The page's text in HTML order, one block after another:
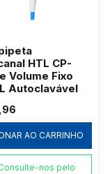
HTL CP-
Volume Fixo
Autoclavável
AO CARRINHO
nos pelo